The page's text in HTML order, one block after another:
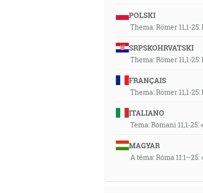
POLSKI
Thema: Römer 11,1-
SRPSKOHRVATSKI
Thema: Römer 11,1-
FRANÇAIS
Thema: Römer 11,1-
ITALIANO
Tema: Romani 11,1-
MAGYAR
A téma: Róma